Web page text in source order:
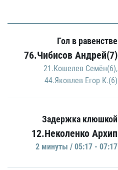
Гол в равенстве
76.Чибисов Андрей(7)
21.Кошелев Семён(6),
44.Яковлев Егор К.(6)
Задержка клюшкой
12.Неколенко Архип
2 минуты / 05:17 - 07:17